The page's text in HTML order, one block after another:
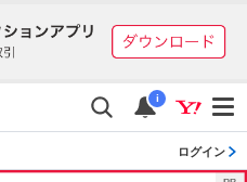
i
ログイン